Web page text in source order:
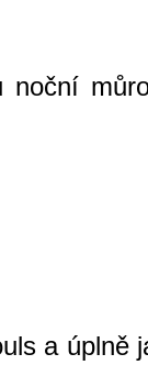
noční
a úplně